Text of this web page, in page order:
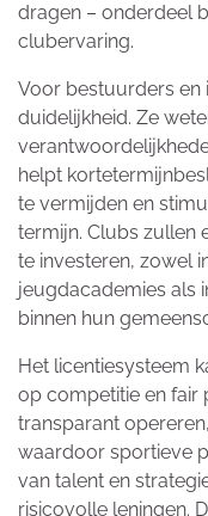
dragen – onderdeel
clubervaring.
Voor bestuurders en
duidelijkheid. Ze
helpt
te vermijden en
termijn. Clubs zullen
te investeren, zowel
jeugdacademies als
binnen hun
Het licentiesysteem
op competitie en fair
transparant
waardoor sportieve
van talent en
risicovolle leningen.